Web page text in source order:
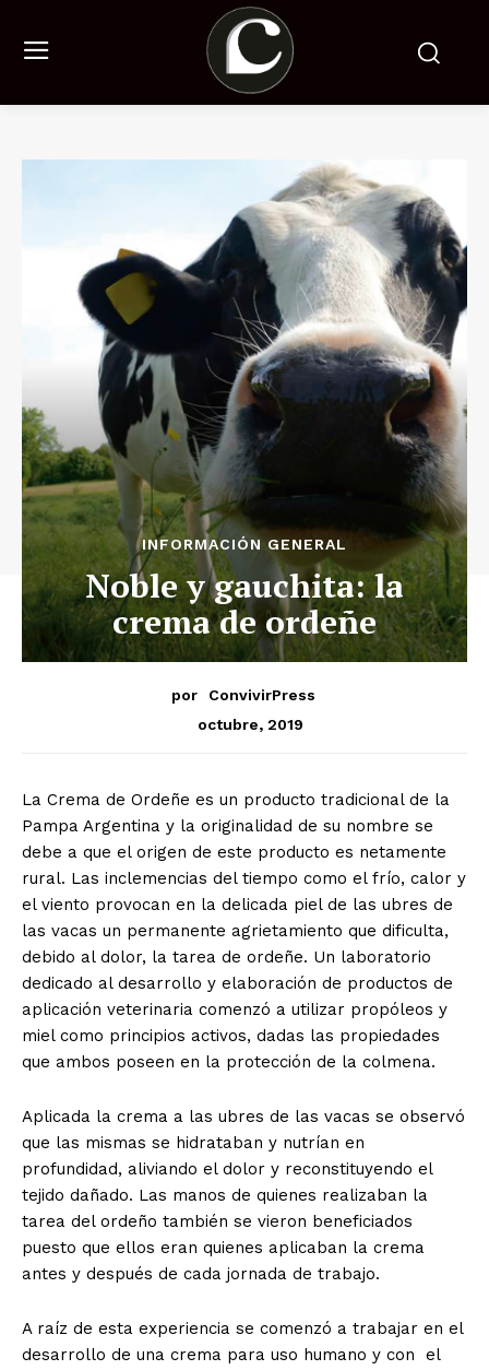
INFORMACIÓN GENERAL
Noble y gauchita: la
crema de ordeñe
por
ConvivirPress
octubre, 2019
La Crema de Ordeñe es un producto tradicional de la
Pampa Argentina y la originalidad de su nombre se
debe a que el origen de este producto es netamente
rural. Las inclemencias del tiempo como el frío, calor y
el viento provocan en la delicada piel de las ubres de
las vacas un permanente agrietamiento que dificulta,
debido al dolor, la tarea de ordeñe. Un laboratorio
dedicado al desarrollo y elaboración de productos de
aplicación veterinaria comenzó a utilizar propóleos y
miel como principios activos, dadas las propiedades
que ambos poseen en la protección de la colmena.
Aplicada la crema a las ubres de las vacas se observó
que las mismas se hidrataban y nutrían en
profundidad, aliviando el dolor y reconstituyendo el
tejido dañado. Las manos de quienes realizaban la
tarea del ordeño también se vieron beneficiados
puesto que ellos eran quienes aplicaban la crema
antes y después de cada jornada de trabajo.
A raíz de esta experiencia se comenzó a trabajar en el
desarrollo de una crema para uso humano y con el